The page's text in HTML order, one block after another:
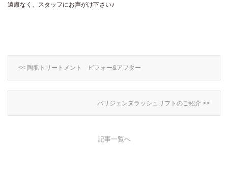
遠慮なく、スタッフにお声がけ下さい♪
<< 陶肌トリートメント ビフォー&アフター
パリジェンヌラッシュリフトのご紹介 >>
記事一覧へ